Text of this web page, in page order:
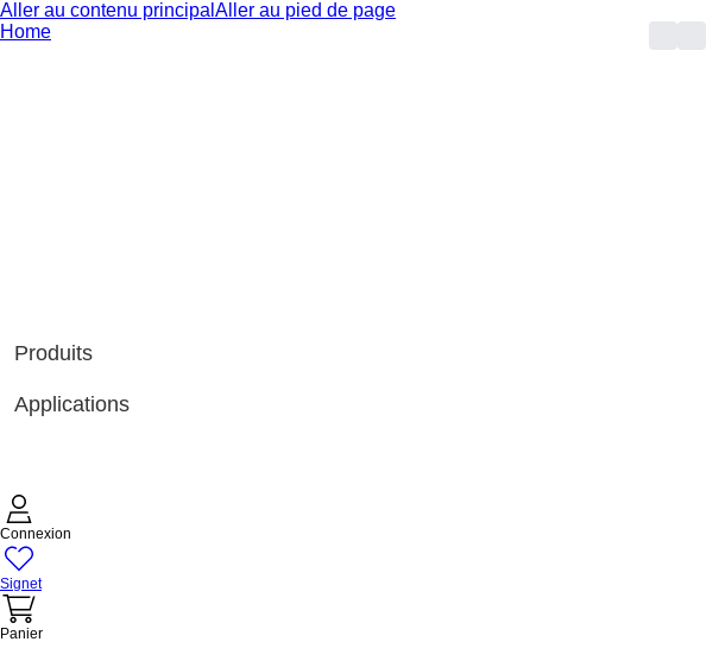
Aller au contenu principal Aller au pied de page
Home
Produits
Applications
Connexion
Signet
Panier